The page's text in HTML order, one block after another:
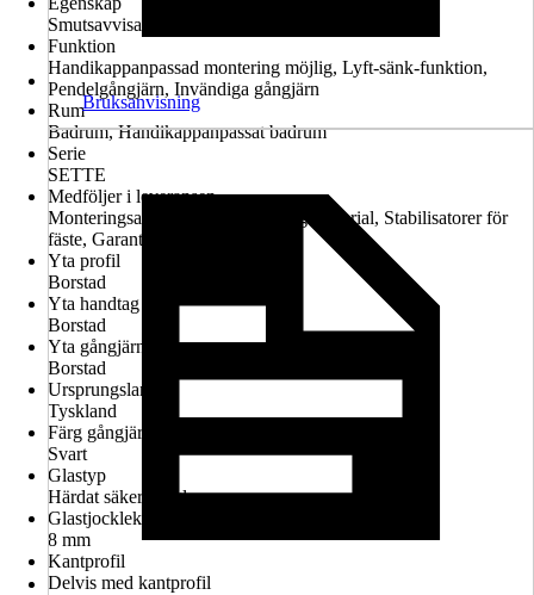
Smutsavvisande glasbeläggning, Konfigurerbar
Funktion
Handikappanpassad montering möjlig, Lyft-sänk-funktion,
Pendelgångjärn, Invändiga gångjärn
Rum
Badrum, Handikappanpassat badrum
Serie
SETTE
Medföljer i leveransen
Monteringsanvisningar, Monteringsmaterial, Stabilisatorer för
fäste, Garantiintyg
Yta profil
Borstad
Yta handtag
Borstad
Yta gångjärn
Borstad
Ursprungsland
Tyskland
Färg gångjärn
Svart
Glastyp
Härdat säkerhetsglas
Glastjocklek
8 mm
Kantprofil
Delvis med kantprofil
Bruksanvisning